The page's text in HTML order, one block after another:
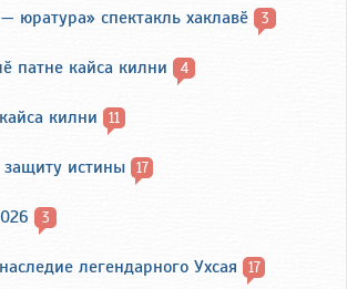
юратура» спектакль хаклавӗ 3
патне кайса килни 4
килни 11
защиту истины 17
3
легендарного Ухсая 17